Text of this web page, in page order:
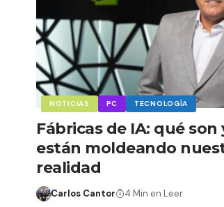
NOTICIAS PC TECNOLOGÍA
Fábricas de IA: qué son
están moldeando
realidad
Carlos Cantor 4 Min en Leer